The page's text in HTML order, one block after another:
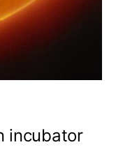
incubator